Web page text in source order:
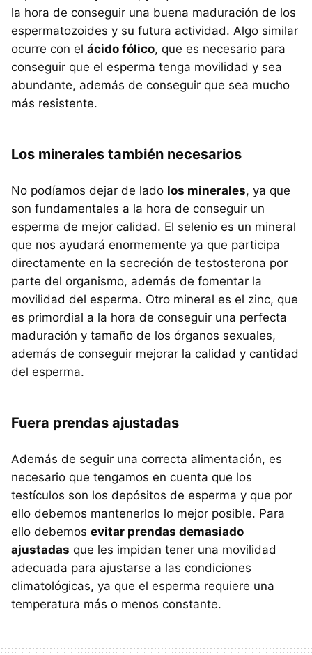
la hora de conseguir una buena maduración de los
espermatozoides y su futura actividad. Algo similar
ocurre con el ácido fólico, que es necesario para
conseguir que el esperma tenga movilidad y sea
abundante, además de conseguir que sea mucho
más resistente.
Los minerales también necesarios
No podíamos dejar de lado los minerales, ya que
son fundamentales a la hora de conseguir un
esperma de mejor calidad. El selenio es un mineral
que nos ayudará enormemente ya que participa
directamente en la secreción de testosterona por
parte del organismo, además de fomentar la
movilidad del esperma. Otro mineral es el zinc, que
es primordial a la hora de conseguir una perfecta
maduración y tamaño de los órganos sexuales,
además de conseguir mejorar la calidad y cantidad
del esperma.
Fuera prendas ajustadas
Además de seguir una correcta alimentación, es
necesario que tengamos en cuenta que los
testículos son los depósitos de esperma y que por
ello debemos mantenerlos lo mejor posible. Para
ello debemos evitar prendas demasiado
ajustadas que les impidan tener una movilidad
adecuada para ajustarse a las condiciones
climatológicas, ya que el esperma requiere una
temperatura más o menos constante.